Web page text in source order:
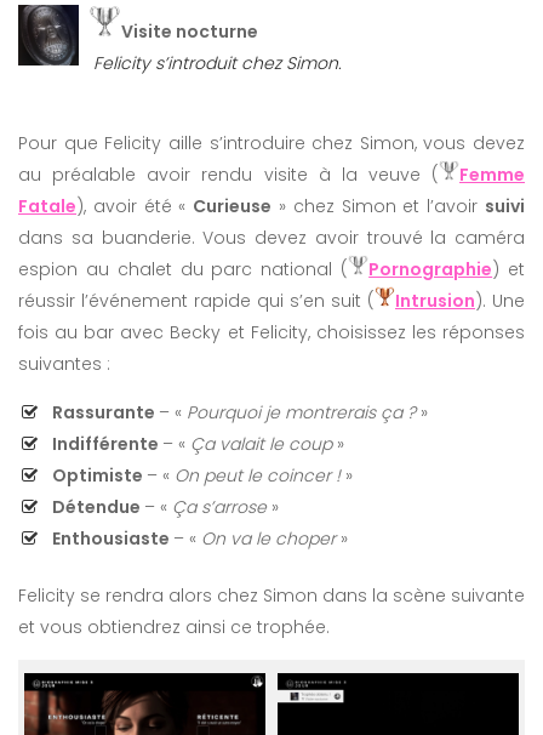
Visite nocturne
Felicity s’introduit chez Simon.
Pour que Felicity aille s’introduire chez Simon, vous devez
au préalable avoir rendu visite à la veuve (
Femme
Fatale), avoir été « Curieuse » chez Simon et l’avoir suivi
dans sa buanderie. Vous devez avoir trouvé la caméra
espion au chalet du parc national (
Pornographie) et
réussir l’événement rapide qui s’en suit (
Intrusion). Une
fois au bar avec Becky et Felicity, choisissez les réponses
suivantes :
Rassurante – « Pourquoi je montrerais ça ?»
Indifférente – « Ça valait le coup»
Optimiste – « On peut le coincer !»
Détendue – « Ça s’arrose»
Enthousiaste – « On va le choper»
Felicity se rendra alors chez Simon dans la scène suivante
et vous obtiendrez ainsi ce trophée.